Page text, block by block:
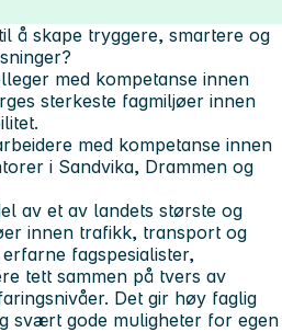
å skape tryggere, smartere og
med kompetanse innen
sterkeste fagmiljøer innen
med kompetanse innen
i Sandvika, Drammen og
av et av landets største og
innen trafikk, transport og
fagspesialister,
tett sammen på tvers av
Det gir høy faglig
svært gode muligheter for egen